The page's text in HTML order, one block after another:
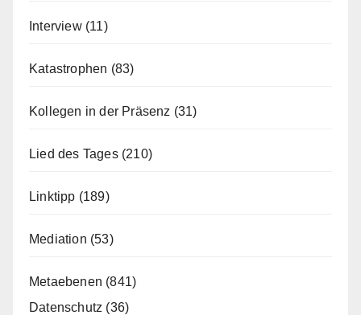
Interview(11)
Katastrophen (83)
Kollegen in der Präsenz (31)
Lied des Tages(210)
Linktipp (189)
Mediation (53)
Metaebenen (841)
Datenschutz (36)